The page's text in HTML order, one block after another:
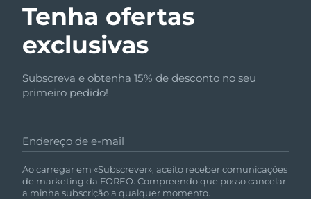
Tenha ofertas
exclusivas
Subscreva e obtenha 15% de desconto no seu
primeiro pedido!
Endereço de e-mail
Ao carregar em «Subscrever», aceito receber comunicações
de marketing da FOREO. Compreendo que posso cancelar
a minha subscrição a qualquer momento.